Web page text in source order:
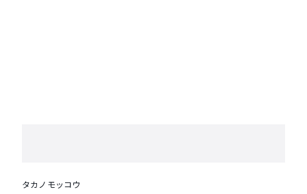
タカノモッコウ